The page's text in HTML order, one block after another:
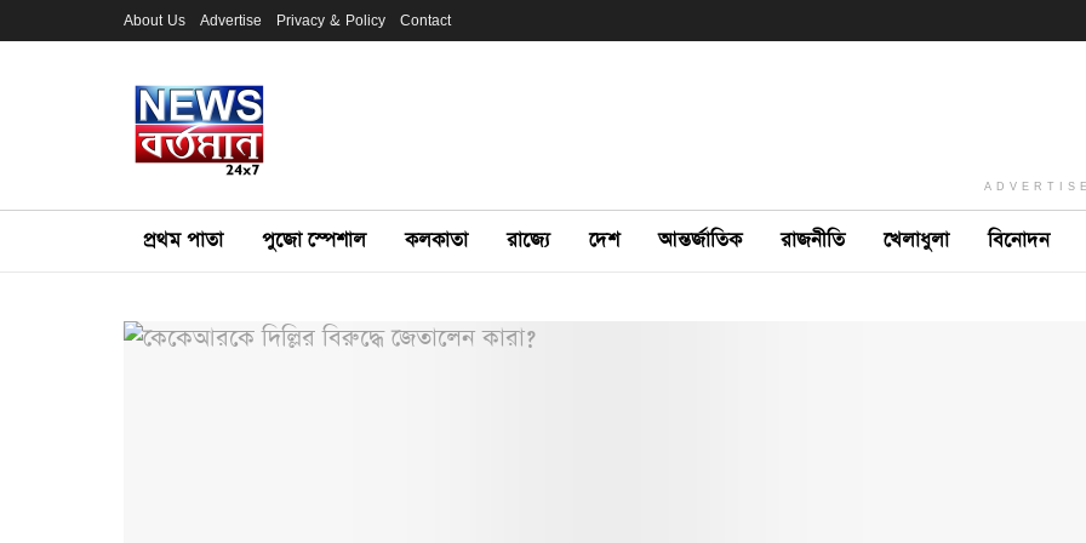
About Us Advertise Privacy & Policy Contact
প্রথম পাতা পুজো স্পেশাল কলকাতা রাজ্যে দেশ আন্তর্জাতিক রাজনীতি খেলাধুলা বিনোদন